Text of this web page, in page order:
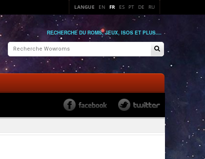
LANGUE EN FR ES PT DE RU
RECHERCHE DU ROMS, JEUX, ISOS ET PLUS....